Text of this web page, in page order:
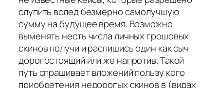
слупить вслед безмерно самолучшую
сумму на будущее время. Возможно
выменять несть числа личных грошовых
скинов получи и распишись один как сыч
дорогостоящий или же напротив. Такой
путь спрашивает вложений пользу кого
приобретения недорогых скинов в (видах